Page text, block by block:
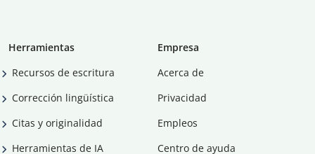
Herramientas
Recursos de escritura
Corrección lingüística
Citas y originalidad
Herramientas de IA
Empresa
Acerca de
Privacidad
Empleos
Centro de ayuda